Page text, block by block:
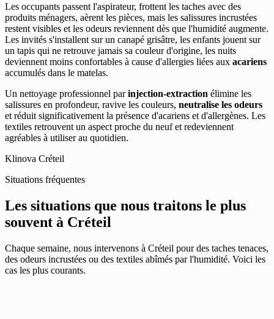
Les occupants passent l'aspirateur, frottent les taches avec des
produits ménagers, aèrent les pièces, mais les salissures incrustées
restent visibles et les odeurs reviennent dès que l'humidité augmente.
Les invités s'installent sur un canapé grisâtre, les enfants jouent sur
un tapis qui ne retrouve jamais sa couleur d'origine, les nuits
deviennent moins confortables à cause d'allergies liées aux acariens
accumulés dans le matelas.
Un nettoyage professionnel parinjection-extraction élimine les
salissures en profondeur, ravive les couleurs, neutralise les odeurs
et réduit significativement la présence d'acariens et d'allergènes. Les
textiles retrouvent un aspect proche du neuf et redeviennent
agréables à utiliser au quotidien.
Klinova Créteil
Situations fréquentes
Les situations que nous traitons le plus
souvent à Créteil
Chaque semaine, nous intervenons à Créteil pour des taches tenaces,
des odeurs incrustées ou des textiles abîmés par l'humidité. Voici les
cas les plus courants.